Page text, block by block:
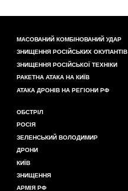
МАСОВАНИЙ КОМБІНОВАНИЙ УДАР
ЗНИЩЕННЯ РОСІЙСЬКИХ ОКУПАНТІВ
ЗНИЩЕННЯ РОСІЙСЬКОЇ ТЕХНІКИ
РАКЕТНА АТАКА НА КИЇВ
АТАКА ДРОНІВ НА РЕГІОНИ РФ
ОБСТРІЛ
РОСІЯ
ЗЕЛЕНСЬКИЙ ВОЛОДИМИР
ДРОНИ
КИЇВ
ЗНИЩЕННЯ
АРМІЯ РФ